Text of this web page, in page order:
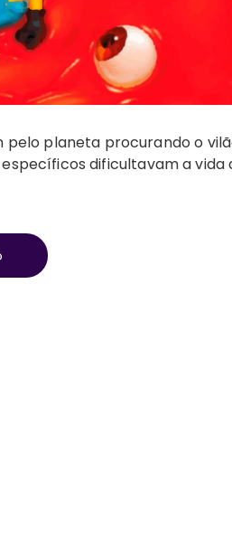
pelo planeta procurando o
dificultavam a vida